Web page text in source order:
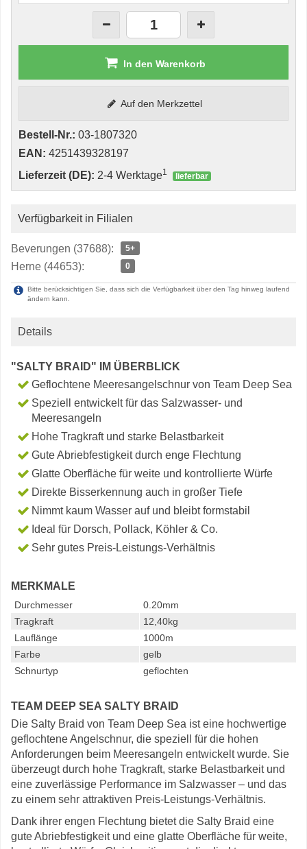
In den Warenkorb
Auf den Merkzettel
Bestell-Nr.: 03-1807320
EAN: 4251439328197
Lieferzeit (DE): 2-4 Werktage1 lieferbar
Verfügbarkeit in Filialen
Beverungen (37688): 5+
Herne (44653): 0
Bitte berücksichtigen Sie, dass sich die Verfügbarkeit über den Tag hinweg laufend
ändern kann.
Details
"SALTY BRAID" IM ÜBERBLICK
Geflochtene Meeresangelschnur von Team Deep Sea
Speziell entwickelt für das Salzwasser- und
Meeresangeln
Hohe Tragkraft und starke Belastbarkeit
Gute Abriebfestigkeit durch enge Flechtung
Glatte Oberfläche für weite und kontrollierte Würfe
Direkte Bisserkennung auch in großer Tiefe
Nimmt kaum Wasser auf und bleibt formstabil
Ideal für Dorsch, Pollack, Köhler & Co.
Sehr gutes Preis-Leistungs-Verhältnis
MERKMALE
Durchmesser
0.20mm
Tragkraft
12,40kg
Lauflänge
1000m
Farbe
gelb
Schnurtyp
geflochten
TEAM DEEP SEA SALTY BRAID
Die Salty Braid von Team Deep Sea ist eine hochwertige
geflochtene Angelschnur, die speziell für die hohen
Anforderungen beim Meeresangeln entwickelt wurde. Sie
überzeugt durch hohe Tragkraft, starke Belastbarkeit und
eine zuverlässige Performance im Salzwasser – und das
zu einem sehr attraktiven Preis-Leistungs-Verhältnis.
Dank ihrer engen Flechtung bietet die Salty Braid eine
gute Abriebfestigkeit und eine glatte Oberfläche für weite,